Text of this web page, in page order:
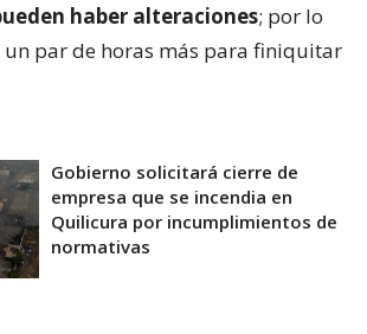
haber alteraciones; por lo
un par de horas más para finiquitar
Gobierno solicitará cierre de
empresa que se incendia en
Quilicura por incumplimientos de
normativas